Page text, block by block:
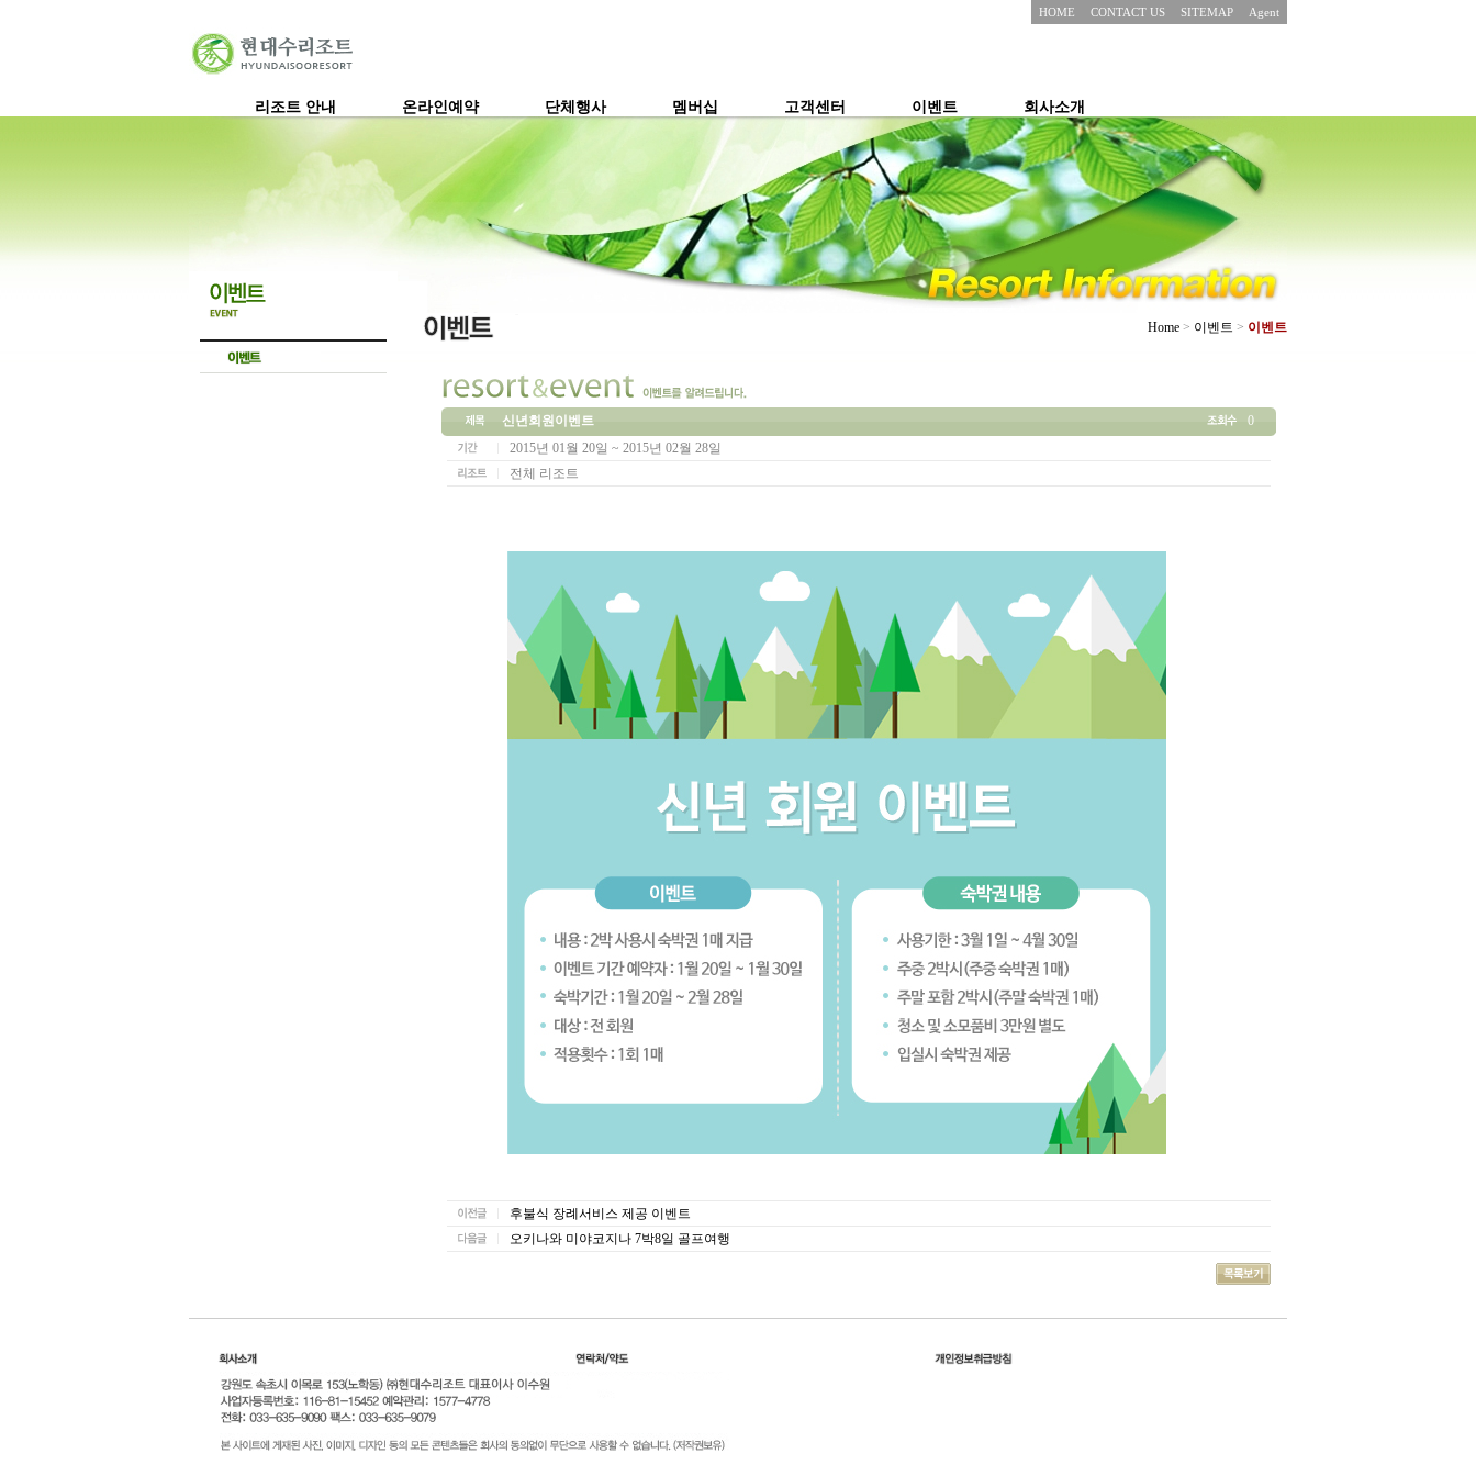
HOME CONTACT US SITEMAP Agent
리조트 안내 온라인예약 단체행사 멤버십 고객센터 이벤트 회사소개
Home > 이벤트 > 이벤트
신년회원이벤트
0
2015년 01월 20일 ~ 2015년 02월 28일
전체 리조트
후불식 장례서비스 제공 이벤트
오키나와 미야코지나 7박8일 골프여행